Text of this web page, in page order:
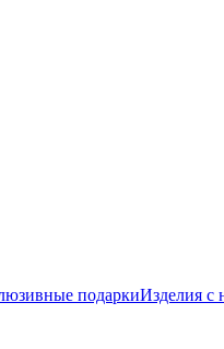
подаркиИзделия с